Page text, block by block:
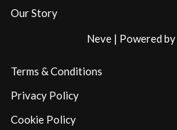
Our Story
Neve | Powered by
Terms & Conditions
Privacy Policy
Cookie Policy